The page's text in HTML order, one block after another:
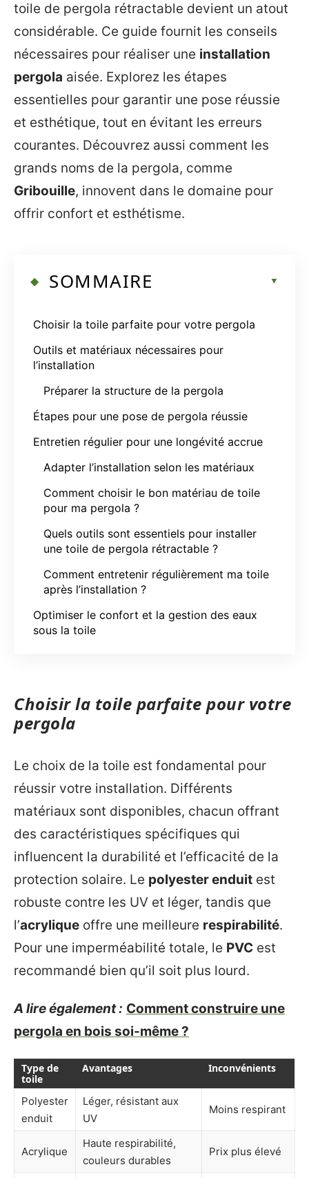
toile de pergola rétractable devient un atout
considérable. Ce guide fournit les conseils
nécessaires pour réaliser une installation
pergola aisée. Explorez les étapes
essentielles pour garantir une pose réussie
et esthétique, tout en évitant les erreurs
courantes. Découvrez aussi comment les
grands noms de la pergola, comme
Gribouille, innovent dans le domaine pour
offrir confort et esthétisme.
SOMMAIRE
Choisir la toile parfaite pour votre pergola
Outils et matériaux nécessaires pour
l’installation
Préparer la structure de la pergola
Étapes pour une pose de pergola réussie
Entretien régulier pour une longévité accrue
Adapter l’installation selon les matériaux
Comment choisir le bon matériau de toile
pour ma pergola ?
Quels outils sont essentiels pour installer
une toile de pergola rétractable ?
Comment entretenir régulièrement ma toile
après l’installation ?
Optimiser le confort et la gestion des eaux
sous la toile
Choisir la toile parfaite pour votre
pergola
Le choix de la toile est fondamental pour
réussir votre installation. Différents
matériaux sont disponibles, chacun offrant
des caractéristiques spécifiques qui
influencent la durabilité et l’efficacité de la
protection solaire. Le polyester enduit est
robuste contre les UV et léger, tandis que
l’acrylique offre une meilleure respirabilité.
Pour une imperméabilité totale, le PVC est
recommandé bien qu’il soit plus lourd.
A lire également : Comment construire une
pergola en bois soi-même ?
Type de
toile
Avantages Inconvénients
Polyester
enduit
Léger, résistant aux
UV
Moins respirant
Acrylique
Haute respirabilité,
couleurs durables
Prix plus élevé